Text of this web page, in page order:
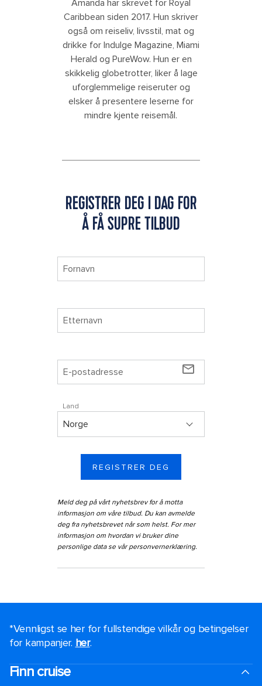
Amanda har skrevet for Royal
Caribbean siden 2017. Hun skriver
også om reiseliv, livsstil, mat og
drikke for Indulge Magazine, Miami
Herald og PureWow. Hun er en
skikkelig globetrotter, liker å lage
uforglemmelige reiseruter og
elsker å presentere leserne for
mindre kjente reisemål.
REGISTRER DEG I DAG FOR
Å FÅ SUPRE TILBUD
mail_outline
Land
REGISTRER DEG
Meld deg på vårt nyhetsbrev for å motta
informasjon om våre tilbud. Du kan avmelde
deg fra nyhetsbrevet når som helst. For mer
informasjon om hvordan vi bruker dine
personlige data se vårpersonvernerklæring.
*Vennligst se her for fullstendige vilkår og betingelser
for kampanjer. her.
Finn cruise